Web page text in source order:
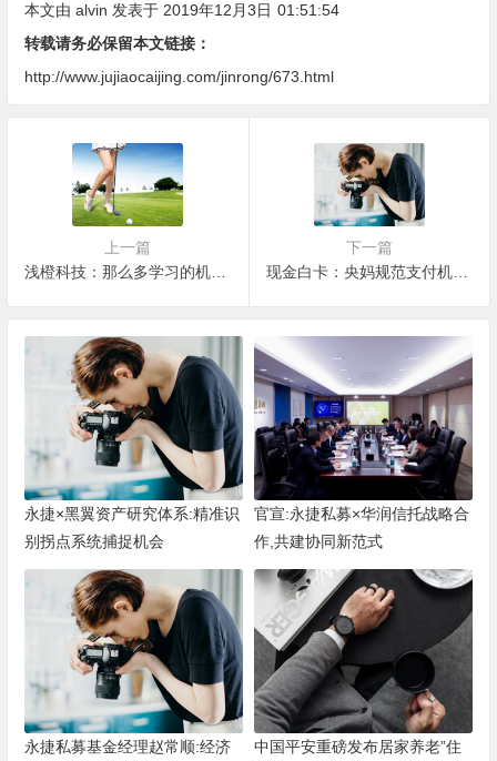
本文由 alvin 发表于 2019年12月3日 01:51:54
转载请务必保留本文链接：
http://www.jujiaocaijing.com/jinrong/673.html
上一篇
浅橙科技：那么多学习的机会，你真的都抓住了吗？
下一篇
现金白卡：央妈规范支付机构，不得通过代收业务办理支付业务
永捷×黑翼资产研究体系:精准识
别拐点系统捕捉机会
官宣:永捷私募×华润信托战略合
作,共建协同新范式
永捷私募基金经理赵常顺:经济
中国平安重磅发布居家养老”住